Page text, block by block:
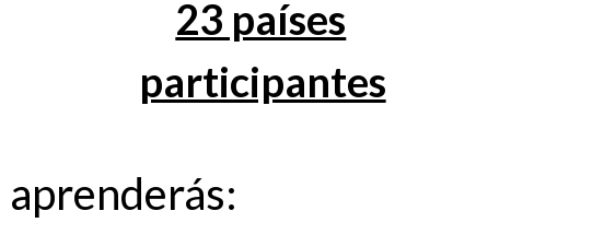
23 países
participantes